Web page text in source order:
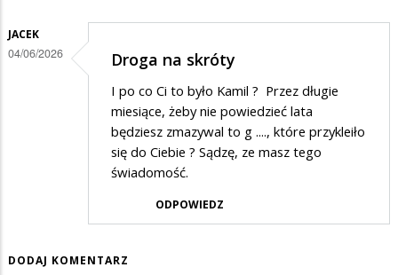
JACEK
04/06/2026 Droga na skróty
I po co Ci to było Kamil ? Przez długie
miesiące, żeby nie powiedzieć lata
będziesz zmazywal to g ...., które przykleiło
się do Ciebie ? Sądzę, ze masz tego
świadomość.
ODPOWIEDZ
DODAJ KOMENTARZ